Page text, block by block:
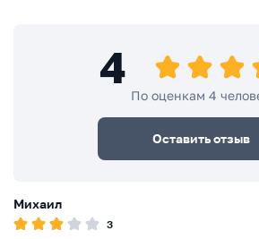
4
По оценкам 4
Оставить отзыв
Михаил
3